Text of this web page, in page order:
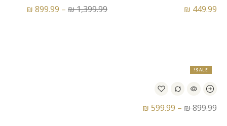
₪ 449.99
₪1,399.99
–
₪ 899.99
SALE!
₪899.99
–
₪ 599.99